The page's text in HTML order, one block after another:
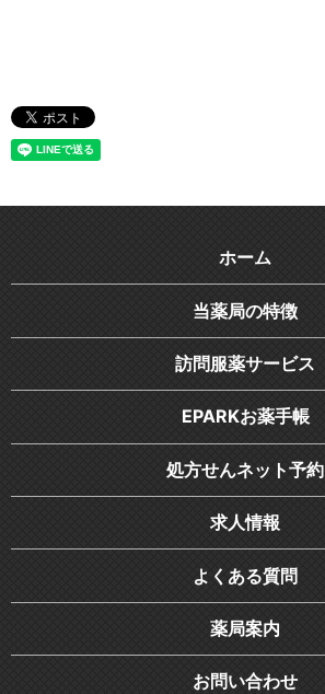
ホーム
当薬局の特徴
訪問服薬サービス
EPARKお薬手帳
処方せんネット予約
求人情報
よくある質問
薬局案内
お問い合わせ